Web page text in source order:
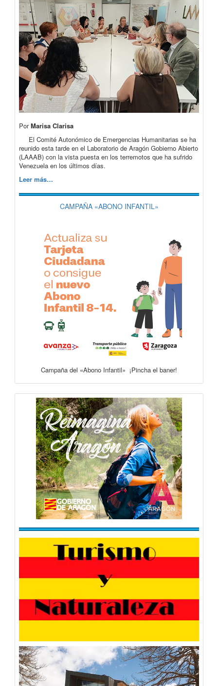
PorMarisa Clarisa
El Comité Autonómico de Emergencias Humanitarias se ha
reunido esta tarde en el Laboratorio de Aragón Gobierno Abierto
(LAAAB) con la vista puesta en los terremotos que ha sufrido
Venezuela en los últimos días.
Leer más…
CAMPAÑA «ABONO INFANTIL»
Campaña del «Abono Infantil» ¡Pincha el baner!